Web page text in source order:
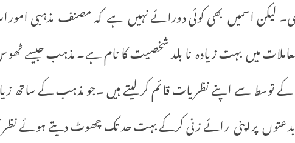
لیکن اسمیں بھی کوئی دورائے نہیں ہے کہ مصنف مذہبی
میں بہت زیادہ نا بلد شخصیت کا نام ہے۔ مذہب
توسط سے اپنے نظریات قائم کرلیتے ہیں ۔جو مذہب کے ساتھ
پراپنی رائے زنی کرکے بہت حد تک چھوٹ دیتے ہوئے